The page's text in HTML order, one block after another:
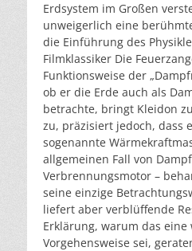
Erdsystem im Großen
unweigerlich eine
die Einführung des
Filmklassiker Die
Funktionsweise der
ob er die Erde auch als
betrachte, bringt Kleidon
zu, präzisiert jedoch, dass
sogenannte
allgemeinen Fall von
Verbrennungsmotor –
seine einzige
liefert aber verblüffende
Erklärung, warum das
Vorgehensweise sei,